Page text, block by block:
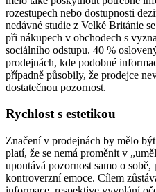
rozestupech nebo dostupnosti
nedávné studie z Velké Británie
při nákupech v obchodech s
sociálního odstupu. 40 %
prodejnách, kde podobné
případně působily, že prodejce
dostatečnou pozornost.
Rychlost s estetikou
Značení v prodejnách by mělo
platí, že se nemá proměnit v
upoutává pozornost samo o
kontroverzní emoce. Cílem